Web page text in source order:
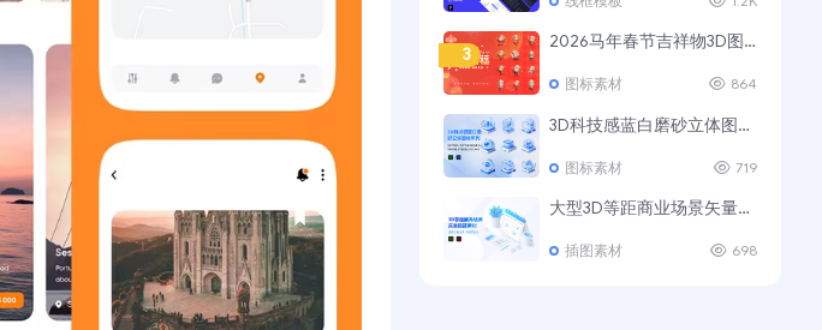
3
2026马年春节吉祥物3D图标素材
图标素材 864
4
3D科技感蓝白磨砂立体图标Ⅲ
图标素材 719
5
大型3D等距商业场景矢量插画素材
插图素材 698